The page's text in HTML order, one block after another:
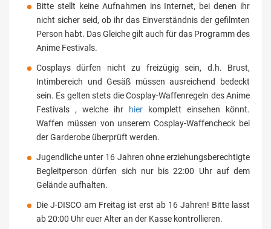
Bitte stellt keine Aufnahmen ins Internet, bei denen ihr
nicht sicher seid, ob ihr das Einverständnis der gefilmten
Person habt. Das Gleiche gilt auch für das Programm des
Anime Festivals.
Cosplays dürfen nicht zu freizügig sein, d.h. Brust,
Intimbereich und Gesäß müssen ausreichend bedeckt
sein. Es gelten stets die Cosplay-Waffenregeln des Anime
Festivals , welche ihr
hier komplett einsehen könnt.
Waffen müssen von unserem Cosplay-Waffencheck bei
der Garderobe überprüft werden.
Jugendliche unter 16 Jahren ohne erziehungsberechtigte
Begleitperson dürfen sich nur bis 22:00 Uhr auf dem
Gelände aufhalten.
Die J-DISCO am Freitag ist erst ab 16 Jahren! Bitte lasst
ab 20:00 Uhr euer Alter an der Kasse kontrollieren.